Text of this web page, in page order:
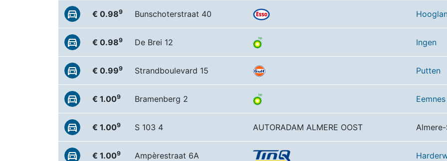
€ 0.989 Bunschoterstraat 40
€ 0.989 De Brei 12 Ingen
€ 0.999 Strandboulevard 15 Putten
€ 1.009 Bramenberg 2 Eemnes
€ 1.009 S 103 4 AUTORADAM ALMERE OOST
€ 1.009 Ampèrestraat 6A